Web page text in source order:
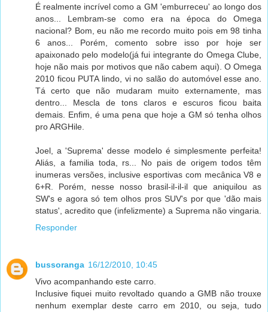
É realmente incrível como a GM 'emburreceu' ao longo dos
anos... Lembram-se como era na época do Omega
nacional? Bom, eu não me recordo muito pois em 98 tinha
6 anos... Porém, comento sobre isso por hoje ser
apaixonado pelo modelo(já fui integrante do Omega Clube,
hoje não mais por motivos que não cabem aqui). O Omega
2010 ficou PUTA lindo, vi no salão do automóvel esse ano.
Tá certo que não mudaram muito externamente, mas
dentro... Mescla de tons claros e escuros ficou baita
demais. Enfim, é uma pena que hoje a GM só tenha olhos
pro ARGHile.
Joel, a 'Suprema' desse modelo é simplesmente perfeita!
Aliás, a familia toda, rs... No pais de origem todos têm
inumeras versões, inclusive esportivas com mecânica V8 e
6+R. Porém, nesse nosso brasil-il-il-il que aniquilou as
SW's e agora só tem olhos pros SUV's por que 'dão mais
status', acredito que (infelizmente) a Suprema não vingaria.
Responder
bussoranga 16/12/2010, 10:45
Vivo acompanhando este carro.
Inclusive fiquei muito revoltado quando a GMB não trouxe
nenhum exemplar deste carro em 2010, ou seja, tudo